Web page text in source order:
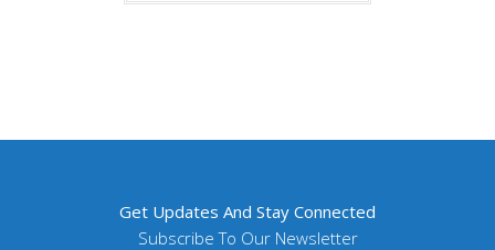
Get Updates And Stay Connected
Subscribe To Our Newsletter